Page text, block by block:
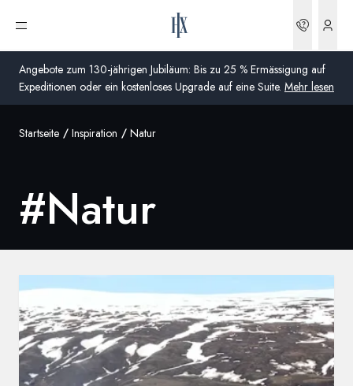
Angebote zum 130-jährigen Jubiläum: Bis zu 25 % Ermässigung auf
Expeditionen oder ein kostenloses Upgrade auf eine Suite. Mehr lesen
Menü öffnen
Schweiz
Vereinigtes Königreich (England, Schottland, Wales
und Nordirland)
Deutschland
Schweiz
Frankreich
Global
Startseite Inspiration Natur
#Natur